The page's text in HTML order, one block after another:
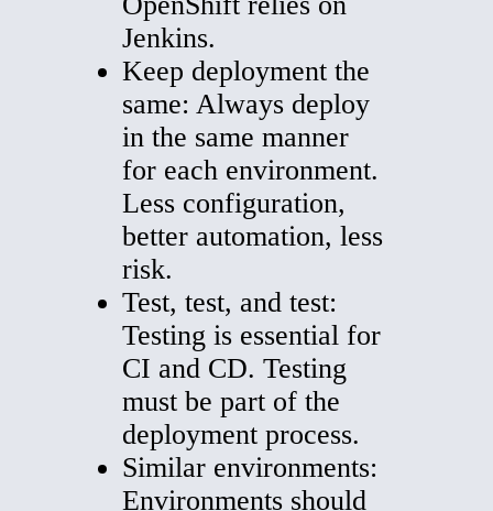
Jenkins.
Keep deployment the
same: Always deploy
in the same manner
for each environment.
Less configuration,
better automation, less
risk.
Test, test, and test:
Testing is essential for
CI and CD. Testing
must be part of the
deployment process.
Similar environments:
Environments should